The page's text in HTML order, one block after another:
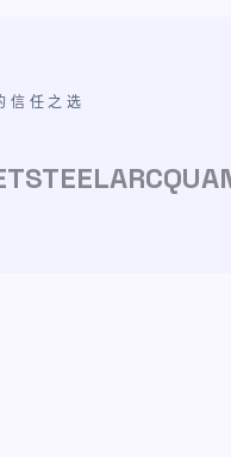
信任之选
STEELARC